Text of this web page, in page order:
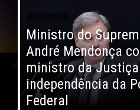
Ministro do
André Mendonça
ministro da Justiça
independência da
Federal